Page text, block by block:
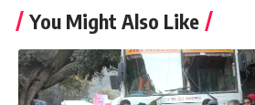
You Might Also Like